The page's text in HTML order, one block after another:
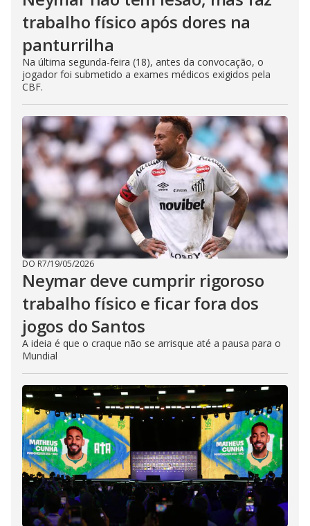
trabalho físico após dores na
panturrilha
Na última segunda-feira (18), antes da convocação, o
jogador foi submetido a exames médicos exigidos pela
CBF.
DO R7/19/05/2026
Neymar deve cumprir rigoroso
trabalho físico e ficar fora dos
jogos do Santos
A ideia é que o craque não se arrisque até a pausa para o
Mundial